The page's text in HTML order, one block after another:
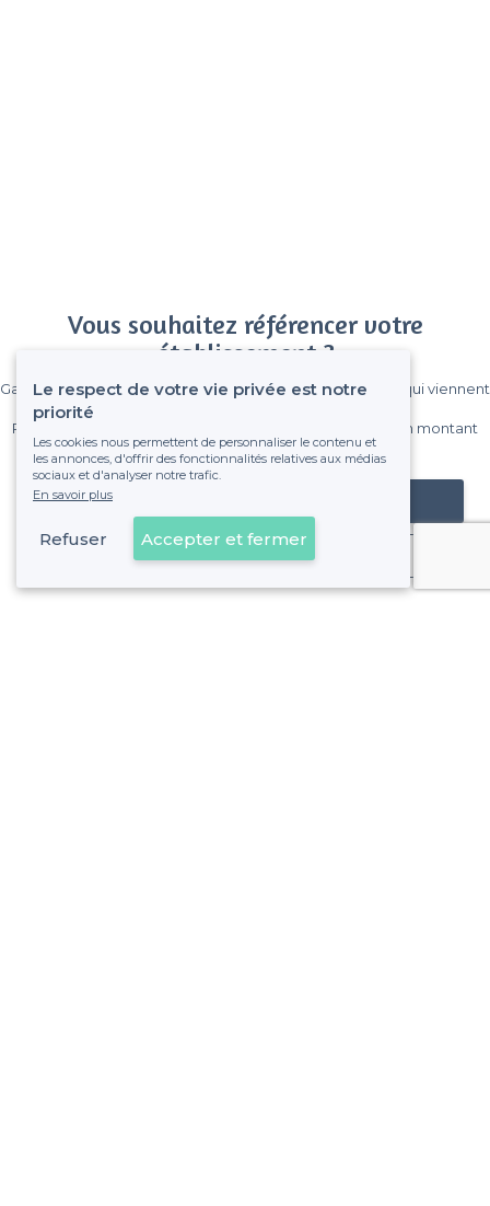
Vous souhaitez référencer votre
établissement ?
Gagnez de nombreux clients parmi le million de visiteurs qui viennent
Pas de commissions et sans engagement, vous payez un montant
fixe sans risque de voir déraper la facture.
Référencer mon établissement
Déjà client
Le respect de votre vie privée est notre
priorité
Les cookies nous permettent de personnaliser le contenu et
les annonces, d'offrir des fonctionnalités relatives aux médias
sociaux et d'analyser notre trafic.
En savoir plus
Refuser Accepter et fermer